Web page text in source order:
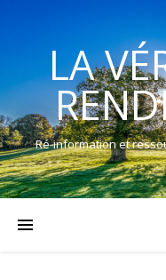
LA
Ré-information et